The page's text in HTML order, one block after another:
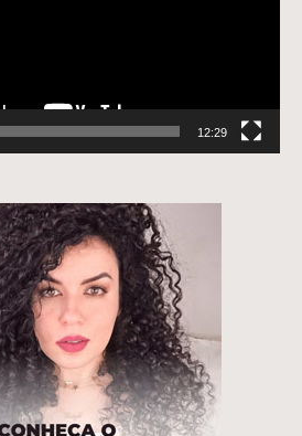
12:29